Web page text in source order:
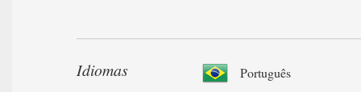
Idiomas Português